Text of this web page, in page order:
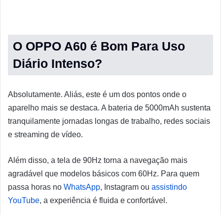
O OPPO A60 é Bom Para Uso
Diário Intenso?
Absolutamente. Aliás, este é um dos pontos onde o
aparelho mais se destaca. A bateria de 5000mAh sustenta
tranquilamente jornadas longas de trabalho, redes sociais
e streaming de vídeo.
Além disso, a tela de 90Hz torna a navegação mais
agradável que modelos básicos com 60Hz. Para quem
passa horas no WhatsApp, Instagram ou assistindo
YouTube, a experiência é fluida e confortável.